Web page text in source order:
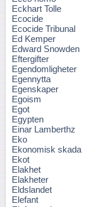
Eckhart Tolle
Ecocide
Ecocide Tribunal
Ed Kemper
Edward Snowden
Eftergifter
Egendomligheter
Egennytta
Egenskaper
Egoism
Egot
Egypten
Einar Lamberthz
Eko
Ekonomisk skada
Ekot
Elakhet
Elakheter
Eldslandet
Elefant